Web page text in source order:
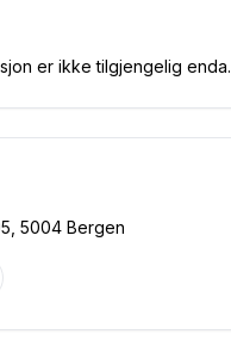
er ikke tilgjengelig enda.
5004 Bergen